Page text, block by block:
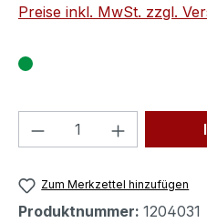
Preise inkl. MwSt. zzgl.
Produkt Anzahl:
Zum Merkzettel hinzufügen
Produktnummer: 1204031